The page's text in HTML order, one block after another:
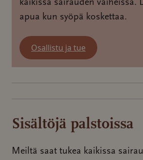
kaikissa sairauden vaiheissa.
apua kun syöpä koskettaa.
Osallistu ja tue
Sisältöjä palstoissa
Meiltä saat tukea kaikissa